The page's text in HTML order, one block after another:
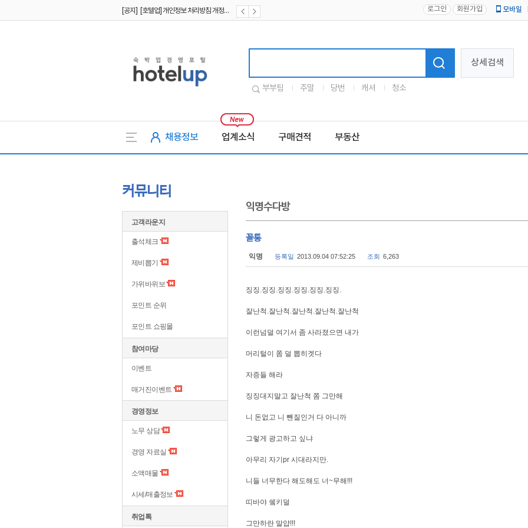
[공지] [호텔업] 개인정보 처리방침 개정본1 (19.09.02) 로그인 회원가입 모바일
상세검색
부부팀 주말 당번 캐셔 청소
채용정보 업계소식 구매견적 부동산
커뮤니티
고객라운지
출석체크
제비뽑기
가위바위보
포인트 순위
포인트 쇼핑몰
참여마당
이벤트
매거진이벤트
경영정보
노무 상담
경영 자료실
소액매물
시세/매출정보
취업톡
익명수다방
꼴통
익명 등록일 2013.09.04 07:52:25 조회 6,263
징징.징징.징징.징징.징징.징징.
잘난척.잘난척.잘난척.잘난척.잘난척
이런넘덜 여기서 좀 사라졌으면 내가
머리털이 쫌 덜 뽑히겟다
자증들 해라
징징대지말고 잘난척 쫌 그만해
니 돈없고 니 뺀질인거 다 아니까
그렇게 광고하고 싶냐
아무리 자기pr 시대라지만.
니들 너무한다 해도해도 너~무해!!!
띠바야 쉨키덜
그만하란 말얍!!!